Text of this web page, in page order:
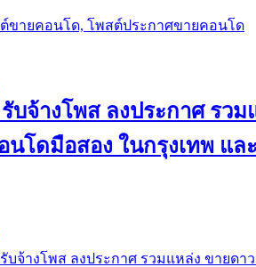
ขายคอนโด, โพสต์ประกาศขายคอนโด
รับจ้างโพส ลงประกาศ รว
โดมือสอง ในกรุงเทพ แ
รับจ้างโพส ลงประกาศ รวมแหล่ง ขายด